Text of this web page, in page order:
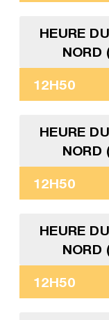
HEURE
NORD
12H50
HEURE
NORD
12H50
HEURE
NORD
12H50